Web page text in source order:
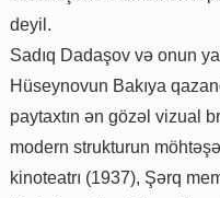
deyil.
Sadıq Dadaşov və onun
Hüseynovun Bakıya
paytaxtın ən gözəl vizual
modern strukturun
kinoteatrı (1937), Şərq